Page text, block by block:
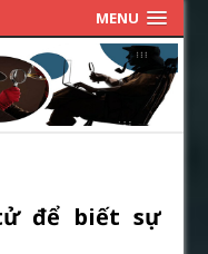
MENU
để biết sự